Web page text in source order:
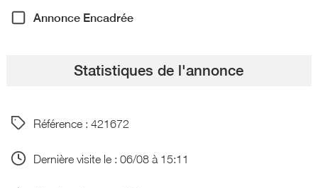
Annonce Encadrée
Statistiques de l'annonce
Référence : 421672
Dernière visite le : 06/08 à 15:11